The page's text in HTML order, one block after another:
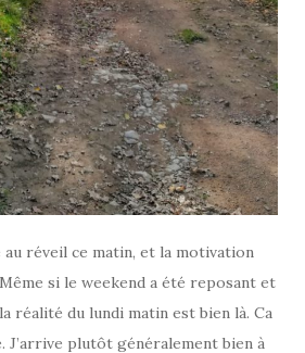
au réveil ce matin, et la motivation
si le weekend a été reposant et
réalité du lundi matin est bien là. Ca
J’arrive plutôt généralement bien à